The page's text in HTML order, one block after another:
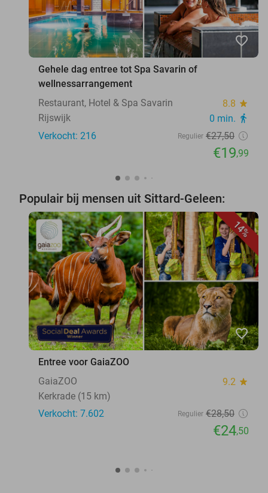
favorite_border
Gehele dag entree tot Spa Savarin of
wellnessarrangement
Restaurant, Hotel & Spa Savarin
8.8 star
Rijswijk 0 min. directions_walk
Verkocht: 216 Regulier €27,50
€19,99
Populair bij mensen uit Sittard-Geleen:
14%
favorite_border
Entree voor GaiaZOO
GaiaZOO
9.2 star
Kerkrade (15 km)
Verkocht: 7.602
Regulier €28,50
€24,50